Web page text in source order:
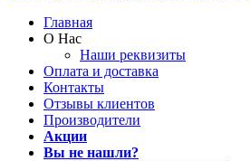
Главная
О Нас
Наши реквизиты
Оплата и доставка
Контакты
Отзывы клиентов
Производители
Акции
Вы не нашли?